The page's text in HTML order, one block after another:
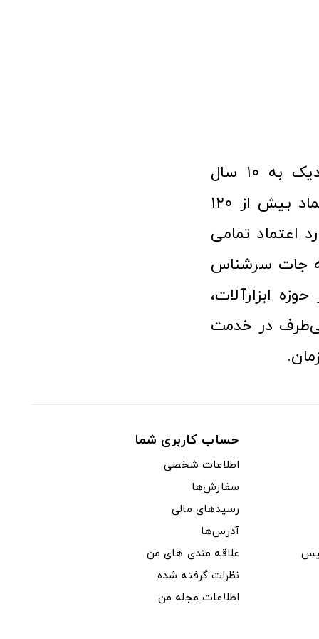
فروشگاه آنلاین ابزار و تجهیزات صنعتی کولیس با افتخار نزدیک به ۱۰ سال
فعالیت در عرصه ابزارآلات و کالاهای صنعتی توانسته مورد اعتماد بیش از ۱۲۰
اعتماد تمامی
جات سرشناس
ابزارآلات،
در خدمت
حساب کاربری شما
اطلاعات شخصی
سفارش‌ها
رسیدهای مالی
آدرس‌ها
علاقه مندی های من
نظرات گرفته شده
اطلاعات مجله من